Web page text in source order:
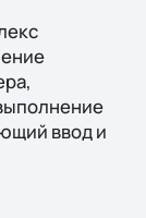
ввод и